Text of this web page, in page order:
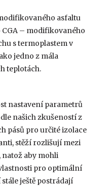
asfaltu
– modifikovaného
s termoplastem v
jedno z mála
teplotách.
nastavení parametrů
našich zkušeností z
pásů pro určité izolace
stěží rozlišují mezi
natož aby mohli
pro optimální
ještě postrádají